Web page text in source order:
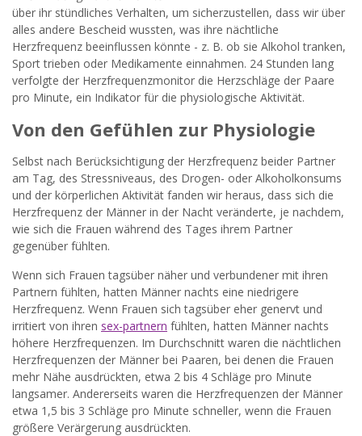
über ihr stündliches Verhalten, um sicherzustellen, dass wir über
alles andere Bescheid wussten, was ihre nächtliche
Herzfrequenz beeinflussen könnte - z. B. ob sie Alkohol tranken,
Sport trieben oder Medikamente einnahmen. 24 Stunden lang
verfolgte der Herzfrequenzmonitor die Herzschläge der Paare
pro Minute, ein Indikator für die physiologische Aktivität.
Von den Gefühlen zur Physiologie
Selbst nach Berücksichtigung der Herzfrequenz beider Partner
am Tag, des Stressniveaus, des Drogen- oder Alkoholkonsums
und der körperlichen Aktivität fanden wir heraus, dass sich die
Herzfrequenz der Männer in der Nacht veränderte, je nachdem,
wie sich die Frauen während des Tages ihrem Partner
gegenüber fühlten.
Wenn sich Frauen tagsüber näher und verbundener mit ihren
Partnern fühlten, hatten Männer nachts eine niedrigere
Herzfrequenz. Wenn Frauen sich tagsüber eher genervt und
irritiert von ihren sex-partnern fühlten, hatten Männer nachts
höhere Herzfrequenzen. Im Durchschnitt waren die nächtlichen
Herzfrequenzen der Männer bei Paaren, bei denen die Frauen
mehr Nähe ausdrückten, etwa 2 bis 4 Schläge pro Minute
langsamer. Andererseits waren die Herzfrequenzen der Männer
etwa 1,5 bis 3 Schläge pro Minute schneller, wenn die Frauen
größere Verärgerung ausdrückten.